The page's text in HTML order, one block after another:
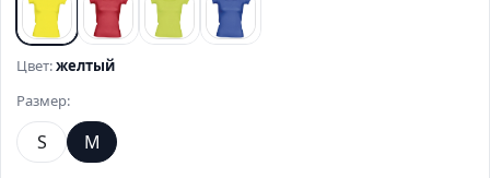
желтый красныйзеленыйсиний
Цвет:желтый
Размер:
S M